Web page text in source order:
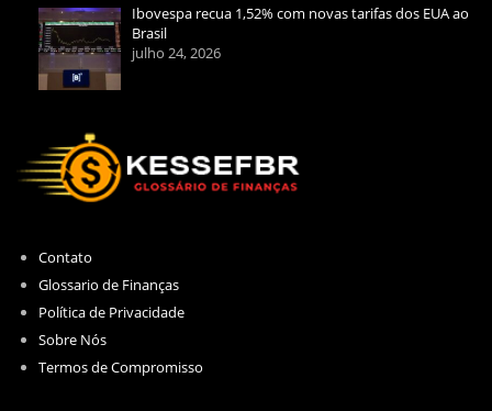
Ibovespa recua 1,52% com novas tarifas dos EUA ao
Brasil
julho 24, 2026
Contato
Glossario de Finanças
Política de Privacidade
Sobre Nós
Termos de Compromisso